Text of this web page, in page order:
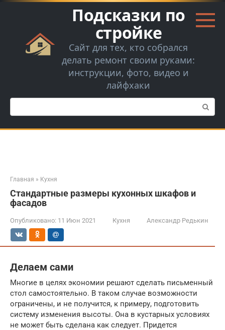
Перейти
Подсказки по
стройке
Сайт для тех, кто собрался
делать ремонт своим руками:
инструкции, фото, видео и
лайфхаки
Поиск:
Главная » Кухня
Стандартные размеры кухонных шкафов и
фасадов
Опубликовано: 11 Июн 2021 Кухня Александр Редькин
Делаем сами
Многие в целях экономии решают сделать письменный
стол самостоятельно. В таком случае возможности
ограничены, и не получится, к примеру, подготовить
систему изменения высоты. Она в кустарных условиях
не может быть сделана как следует. Придется